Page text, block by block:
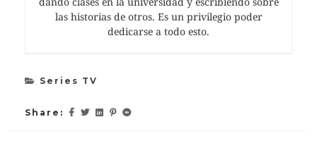
las historias de otros. Es un privilegio poder
dedicarse a todo esto.
Series TV
Share: